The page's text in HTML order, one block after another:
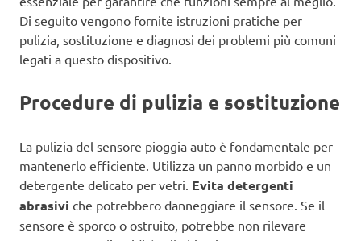
Di seguito vengono fornite istruzioni pratiche per
pulizia, sostituzione e diagnosi dei problemi più comuni
legati a questo dispositivo.
Procedure di pulizia e sostituzione
La pulizia del sensore pioggia auto è fondamentale per
mantenerlo efficiente. Utilizza un panno morbido e un
detergente delicato per vetri. Evita detergenti
abrasivi che potrebbero danneggiare il sensore. Se il
sensore è sporco o ostruito, potrebbe non rilevare